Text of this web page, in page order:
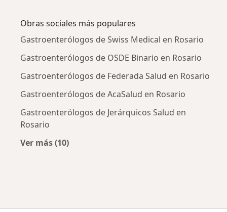
Obras sociales más populares
Gastroenterólogos de Swiss Medical en Rosario
Gastroenterólogos de OSDE Binario en Rosario
Gastroenterólogos de Federada Salud en Rosario
Gastroenterólogos de AcaSalud en Rosario
Gastroenterólogos de Jerárquicos Salud en
Rosario
Ver más (10)